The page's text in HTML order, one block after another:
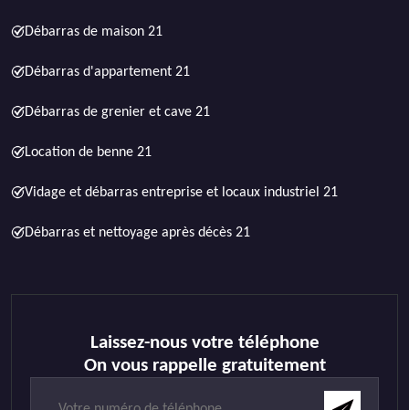
Débarras de maison 21
Débarras d'appartement 21
Débarras de grenier et cave 21
Location de benne 21
Vidage et débarras entreprise et locaux industriel 21
Débarras et nettoyage après décès 21
Laissez-nous votre téléphone
On vous rappelle gratuitement